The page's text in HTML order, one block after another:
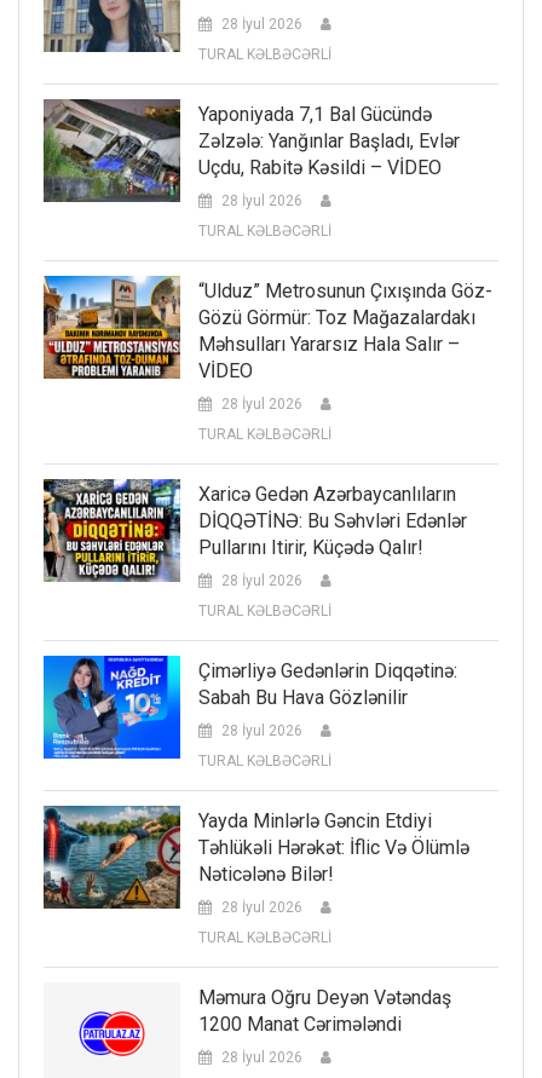
28 İyul 2026
TURAL KƏLBƏCƏRLİ
Yaponiyada 7,1 Bal Gücündə
Zəlzələ: Yanğınlar Başladı, Evlər
Uçdu, Rabitə Kəsildi – VİDEO
28 İyul 2026
TURAL KƏLBƏCƏRLİ
“Ulduz” Metrosunun Çıxışında Göz-
Gözü Görmür: Toz Mağazalardakı
Məhsulları Yararsız Hala Salır –
VİDEO
28 İyul 2026
TURAL KƏLBƏCƏRLİ
Xaricə Gedən Azərbaycanlıların
DİQQƏTİNƏ: Bu Səhvləri Edənlər
Pullarını Itirir, Küçədə Qalır!
28 İyul 2026
TURAL KƏLBƏCƏRLİ
Çimərliyə Gedənlərin Diqqətinə:
Sabah Bu Hava Gözlənilir
28 İyul 2026
TURAL KƏLBƏCƏRLİ
Yayda Minlərlə Gəncin Etdiyi
Təhlükəli Hərəkət: İflic Və Ölümlə
Nəticələnə Bilər!
28 İyul 2026
TURAL KƏLBƏCƏRLİ
Məmura Oğru Deyən Vətəndaş
1200 Manat Cərimələndi
28 İyul 2026